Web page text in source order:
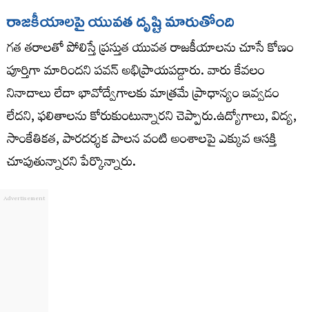
రాజకీయాలపై యువత దృష్టి మారుతోంది
గత తరాలతో పోలిస్తే ప్రస్తుత యువత రాజకీయాలను చూసే కోణం
పూర్తిగా మారిందని పవన్ అభిప్రాయపడ్డారు. వారు కేవలం
నినాదాలు లేదా భావోద్వేగాలకు మాత్రమే ప్రాధాన్యం ఇవ్వడం
లేదని, ఫలితాలను కోరుకుంటున్నారని చెప్పారు.ఉద్యోగాలు, విద్య,
సాంకేతికత, పారదర్శక పాలన వంటి అంశాలపై ఎక్కువ ఆసక్తి
చూపుతున్నారని పేర్కొన్నారు.